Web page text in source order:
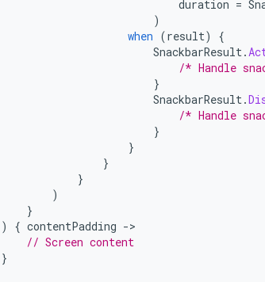
duration =
)
when (result)
{
SnackbarResult.
/* Handle
}
SnackbarResult.
/* Handle
}
}
}
}
)
}
)
{ contentPadding -
// Screen content
}